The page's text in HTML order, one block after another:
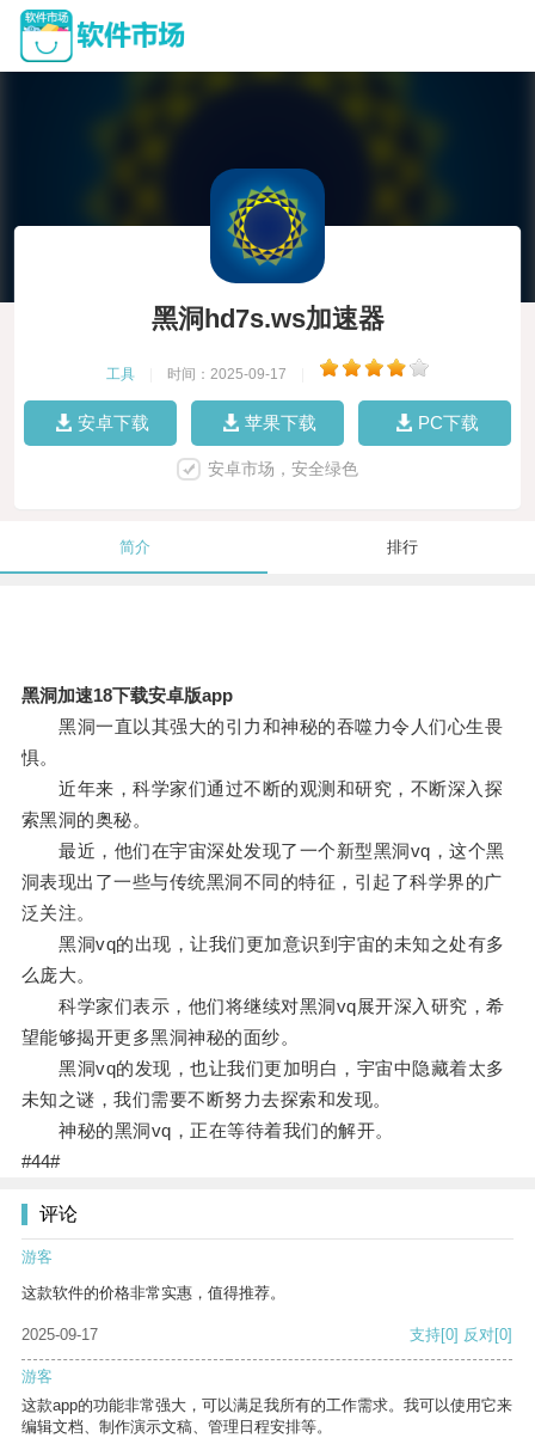
黑洞hd7s.ws加速器
工具 时间：2025-09-17
安卓下载 苹果下载 PC下载
安卓市场，安全绿色
简介 排行
黑洞加速18下载安卓版app
黑洞一直以其强大的引力和神秘的吞噬力令人们心生畏
惧。
近年来，科学家们通过不断的观测和研究，不断深入探
索黑洞的奥秘。
最近，他们在宇宙深处发现了一个新型黑洞vq，这个黑
洞表现出了一些与传统黑洞不同的特征，引起了科学界的广
泛关注。
黑洞vq的出现，让我们更加意识到宇宙的未知之处有多
么庞大。
科学家们表示，他们将继续对黑洞vq展开深入研究，希
望能够揭开更多黑洞神秘的面纱。
黑洞vq的发现，也让我们更加明白，宇宙中隐藏着太多
未知之谜，我们需要不断努力去探索和发现。
神秘的黑洞vq，正在等待着我们的解开。
#44#
评论
游客
这款软件的价格非常实惠，值得推荐。
2025-09-17 支持[0] 反对[0]
游客
这款app的功能非常强大，可以满足我所有的工作需求。我可以使用它来
编辑文档、制作演示文稿、管理日程安排等。